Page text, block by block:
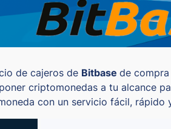
de cajeros de Bitbase de
criptomonedas a tu alcance
con un servicio fácil,